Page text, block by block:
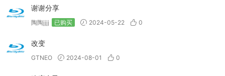
谢谢分享
陶陶jjjj 已购买 2024-05-22 0
改变
GTNEO 2024-08-01 0